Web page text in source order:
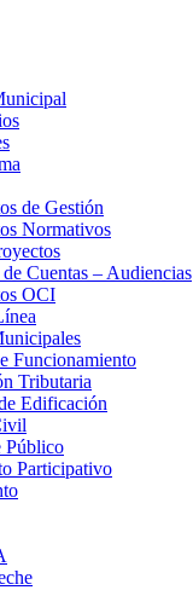
de Gestión
Normativos
Cuentas – Audiencias
OCI
Funcionamiento
Tributaria
Edificación
Público
Participativo